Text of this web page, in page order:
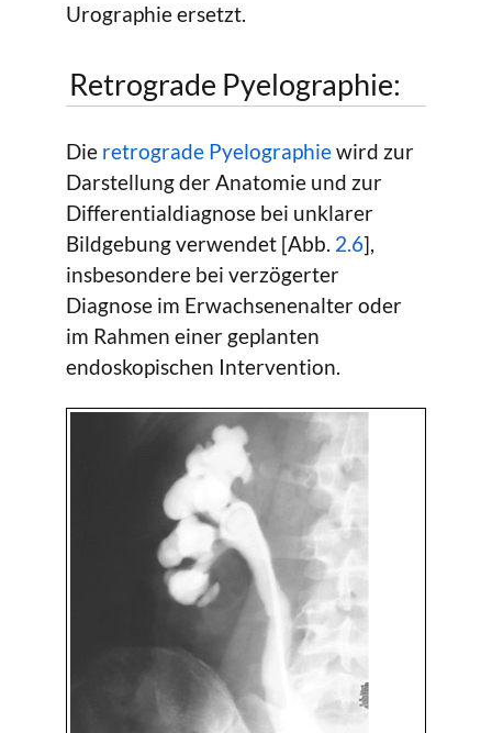
Urographie ersetzt.
Retrograde Pyelographie:
Die retrograde Pyelographiewird zur
Darstellung der Anatomie und zur
Differentialdiagnose bei unklarer
Bildgebung verwendet [Abb. 2.6],
insbesondere bei verzögerter
Diagnose im Erwachsenenalter oder
im Rahmen einer geplanten
endoskopischen Intervention.